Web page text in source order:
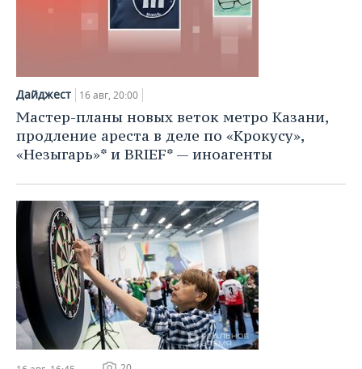
Дайджест 16 авг, 20:00
Мастер-планы новых веток метро Казани,
продление ареста в деле по «Крокусу»,
«Незыгарь»* и BRIEF* — иноагенты